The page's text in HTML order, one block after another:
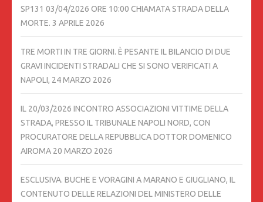
SP131 03/04/2026 ORE 10:00 CHIAMATA STRADA DELLA
MORTE. 3 APRILE 2026
TRE MORTI IN TRE GIORNI. È PESANTE IL BILANCIO DI DUE
GRAVI INCIDENTI STRADALI CHE SI SONO VERIFICATI A
NAPOLI, 24 MARZO 2026
IL 20/03/2026 INCONTRO ASSOCIAZIONI VITTIME DELLA
STRADA, PRESSO IL TRIBUNALE NAPOLI NORD, CON
PROCURATORE DELLA REPUBBLICA DOTTOR DOMENICO
AIROMA 20 MARZO 2026
ESCLUSIVA. BUCHE E VORAGINI A MARANO E GIUGLIANO, IL
CONTENUTO DELLE RELAZIONI DEL MINISTERO DELLE